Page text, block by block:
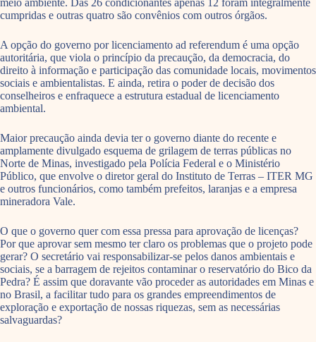
cumpridas e outras quatro são convênios com outros órgãos.
A opção do governo por licenciamento ad referendum é uma opção
autoritária, que viola o princípio da precaução, da democracia, do
direito à informação e participação das comunidade locais, movimentos
sociais e ambientalistas. E ainda, retira o poder de decisão dos
conselheiros e enfraquece a estrutura estadual de licenciamento
ambiental.
Maior precaução ainda devia ter o governo diante do recente e
amplamente divulgado esquema de grilagem de terras públicas no
Norte de Minas, investigado pela Polícia Federal e o Ministério
Público, que envolve o diretor geral do Instituto de Terras – ITER MG
e outros funcionários, como também prefeitos, laranjas e a empresa
mineradora Vale.
O que o governo quer com essa pressa para aprovação de licenças?
Por que aprovar sem mesmo ter claro os problemas que o projeto pode
gerar? O secretário vai responsabilizar-se pelos danos ambientais e
sociais, se a barragem de rejeitos contaminar o reservatório do Bico da
Pedra? É assim que doravante vão proceder as autoridades em Minas e
no Brasil, a facilitar tudo para os grandes empreendimentos de
exploração e exportação de nossas riquezas, sem as necessárias
salvaguardas?